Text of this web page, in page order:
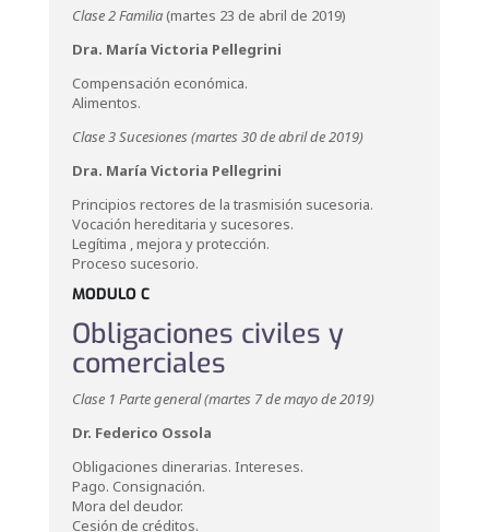
Clase 2 Familia (martes 23 de abril de 2019)
Dra. María Victoria Pellegrini
Compensación económica.
Alimentos.
Clase 3 Sucesiones (martes 30 de abril de 2019)
Dra. María Victoria Pellegrini
Principios rectores de la trasmisión sucesoria.
Vocación hereditaria y sucesores.
Legítima , mejora y protección.
Proceso sucesorio.
MODULO C
Obligaciones civiles y
comerciales
Clase 1 Parte general (martes 7 de mayo de 2019)
Dr. Federico Ossola
Obligaciones dinerarias. Intereses.
Pago. Consignación.
Mora del deudor.
Cesión de créditos.